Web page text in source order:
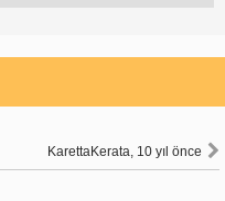
KarettaKerata, 10 yıl önce